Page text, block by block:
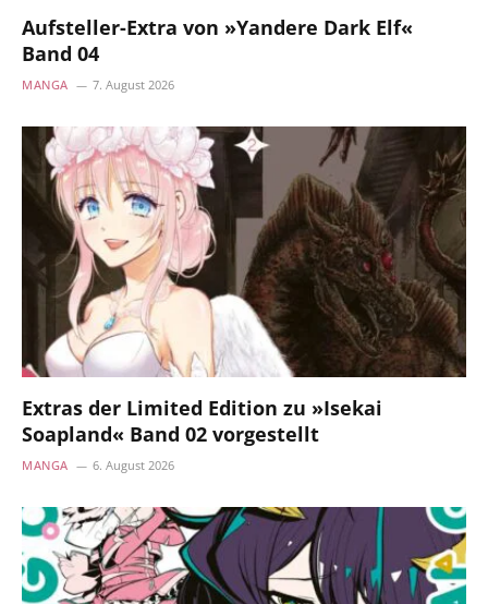
Aufsteller-Extra von »Yandere Dark Elf«
Band 04
MANGA 7. August 2026
Extras der Limited Edition zu »Isekai
Soapland« Band 02 vorgestellt
MANGA 6. August 2026